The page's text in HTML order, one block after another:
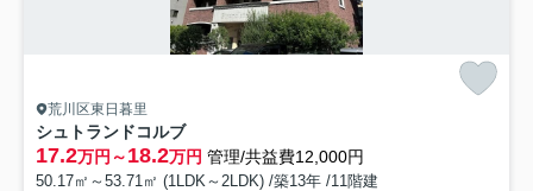
荒川区東日暮里
シュトランドコルブ
17.2万円～18.2万円 管理/共益費12,000円
50.17㎡～53.71㎡ (1LDK～2LDK) /築13年 /11階建